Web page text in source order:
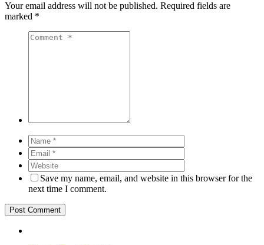
Your email address will not be published. Required fields are
marked *
Save my name, email, and website in this browser for the
next time I comment.